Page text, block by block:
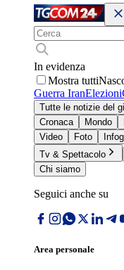
In evidenza
Mostra tutti
Guerra IranElezioni
Tutte le notizie del
Cronaca
Mondo
Video
Foto
Tv & Spettacolo
Chi siamo
Seguici anche su
Area personale